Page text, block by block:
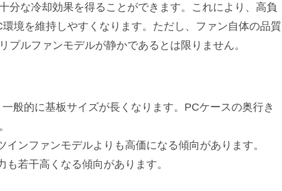
分な冷却効果を得ることができます。これにより、高負
境を維持しやすくなります。ただし、ファン自体の品質
ルファンモデルが静かであるとは限りません。
般的に基板サイズが長くなります。PCケースの奥行き
ンファンモデルよりも高価になる傾向があります。
若干高くなる傾向があります。